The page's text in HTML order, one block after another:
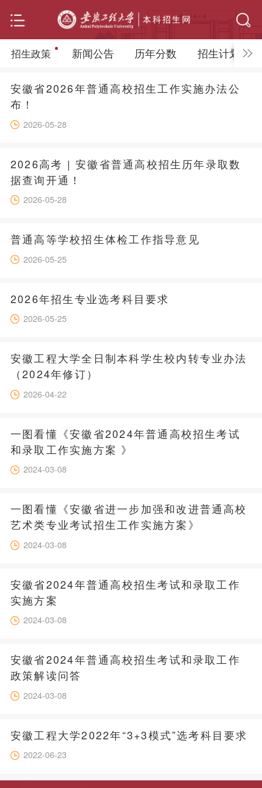
招生政策 新闻公告 历年分数 招生计划
安徽省2026年普通高校招生工作实施办法公
布！
2026-05-28
2026高考 | 安徽省普通高校招生历年录取数
据查询开通！
2026-05-28
普通高等学校招生体检工作指导意见
2026-05-25
2026年招生专业选考科目要求
2026-05-25
安徽工程大学全日制本科学生校内转专业办法
（2024年修订）
2026-04-22
一图看懂《安徽省2024年普通高校招生考试
和录取工作实施方案 》
2024-03-08
一图看懂《安徽省进一步加强和改进普通高校
艺术类专业考试招生工作实施方案》
2024-03-08
安徽省2024年普通高校招生考试和录取工作
实施方案
2024-03-08
安徽省2024年普通高校招生考试和录取工作
政策解读问答
2024-03-08
安徽工程大学2022年“3+3模式”选考科目要求
2022-06-23